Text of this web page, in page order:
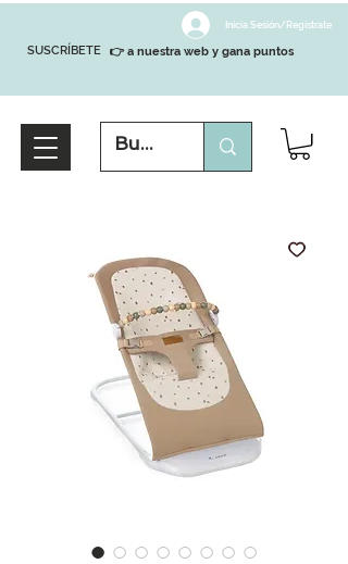
SUSCRÍBETE
Inicia Sesión/Regístrate
👉 a nuestra web y gana puntos